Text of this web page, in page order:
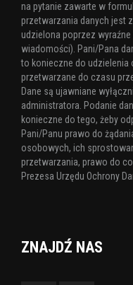
na pytanie zawarte w
przetwarzania danych jest
udzielona poprzez
wiadomości). Pani/Pana
to konieczne do udzielenia
przetwarzane do czasu
Dane są ujawniane
administratora. Podanie
konieczne do tego, żeby
Pani/Panu prawo do
osobowych, ich
przetwarzania, prawo do
Prezesa Urzędu Ochrony
ZNAJDŹ NAS